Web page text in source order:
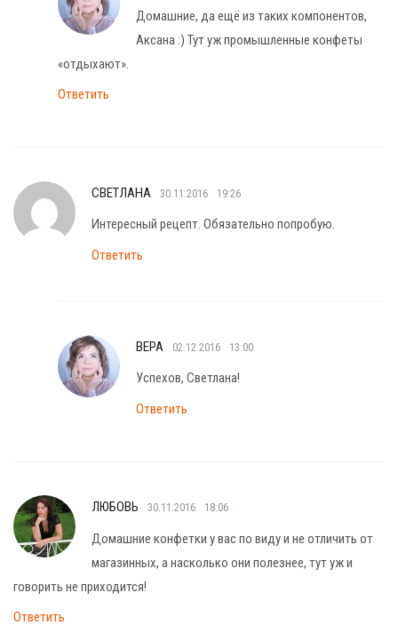
Домашние, да ещё из таких компонентов,
Аксана :) Тут уж промышленные конфеты
«отдыхают».
Ответить
СВЕТЛАНА 30.11.2016 19:26
Интересный рецепт. Обязательно попробую.
Ответить
ВЕРА 02.12.2016 13:00
Успехов, Светлана!
Ответить
ЛЮБОВЬ 30.11.2016 18:06
Домашние конфетки у вас по виду и не отличить от
магазинных, а насколько они полезнее, тут уж и
говорить не приходится!
Ответить